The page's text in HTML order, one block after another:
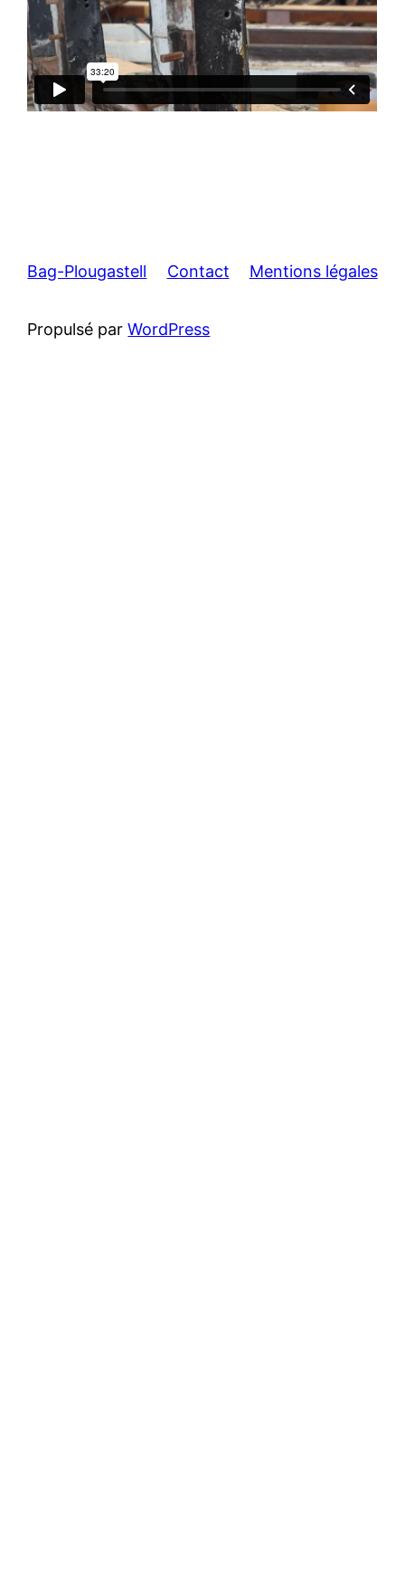
Bag-Plougastell Contact Mentions légales
Propulsé parWordPress